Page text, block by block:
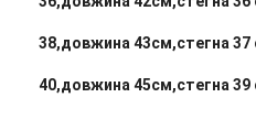
38,довжина 43см,стегна 37
40,довжина 45см,стегна 39